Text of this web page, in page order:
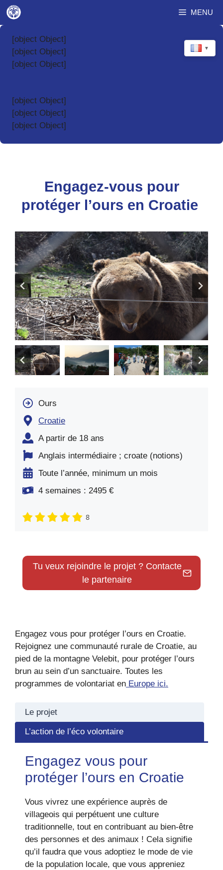
Aller
au
contenu
MENU
▼
[object Object]
[object Object]
[object Object]
[object Object]
[object Object]
[object Object]
Engagez-vous pour
protéger l’ours en Croatie
Ours
Croatie
A partir de 18 ans
Anglais intermédiaire ; croate (notions)
Toute l’année, minimum un mois
4 semaines : 2495 €
8
Tu veux rejoindre le projet ? Contacte
le partenaire
Engagez vous pour protéger l’ours en Croatie.
Rejoignez une communauté rurale de Croatie, au
pied de la montagne Velebit, pour protéger l’ours
brun au sein d’un sanctuaire. Toutes les
programmes de volontariat en Europe ici.
Le projet
L’action de l’éco volontaire
Engagez vous pour
protéger l’ours en Croatie
Vous vivrez une expérience auprès de
villageois qui perpétuent une culture
traditionnelle, tout en contribuant au bien-être
des personnes et des animaux ! Cela signifie
qu’il faudra que vous adoptiez le mode de vie
de la population locale, que vous appreniez